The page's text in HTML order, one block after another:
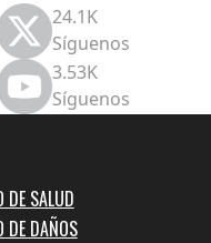
24.1K
Síguenos
3.53K
Síguenos
DE SALUD
DE DAÑOS